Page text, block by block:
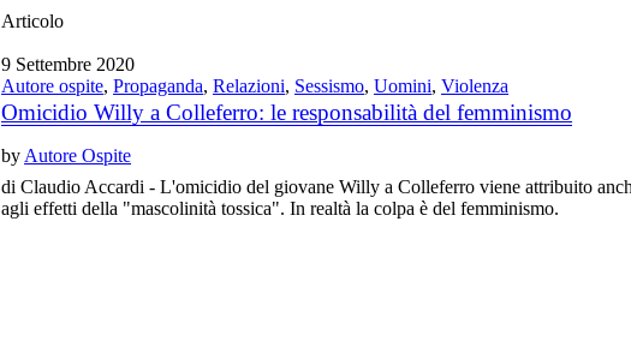
Articolo
9 Settembre 2020
Autore ospite,Propaganda,Relazioni, Sessismo,Uomini,Violenza
Omicidio Willy a Colleferro: le responsabilità del femminismo
by Autore Ospite
di Claudio Accardi - L'omicidio del giovane Willy a Colleferro viene attribuito
agli effetti della "mascolinità tossica". In realtà la colpa è del femminismo.